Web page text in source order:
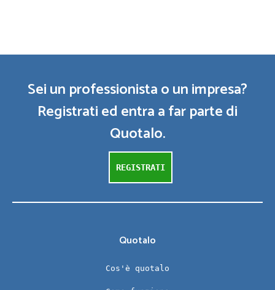
Sei un professionista o un impresa?
Registrati ed entra a far parte di
Quotalo.
REGISTRATI
Quotalo
Cos'è quotalo